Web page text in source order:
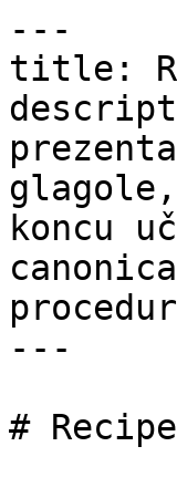
---
title:
koncu
---
#